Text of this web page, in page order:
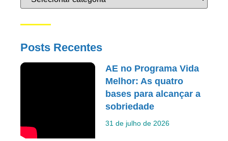
Posts Recentes
AE no Programa Vida
Melhor: As quatro
bases para alcançar a
sobriedade
31 de julho de 2026